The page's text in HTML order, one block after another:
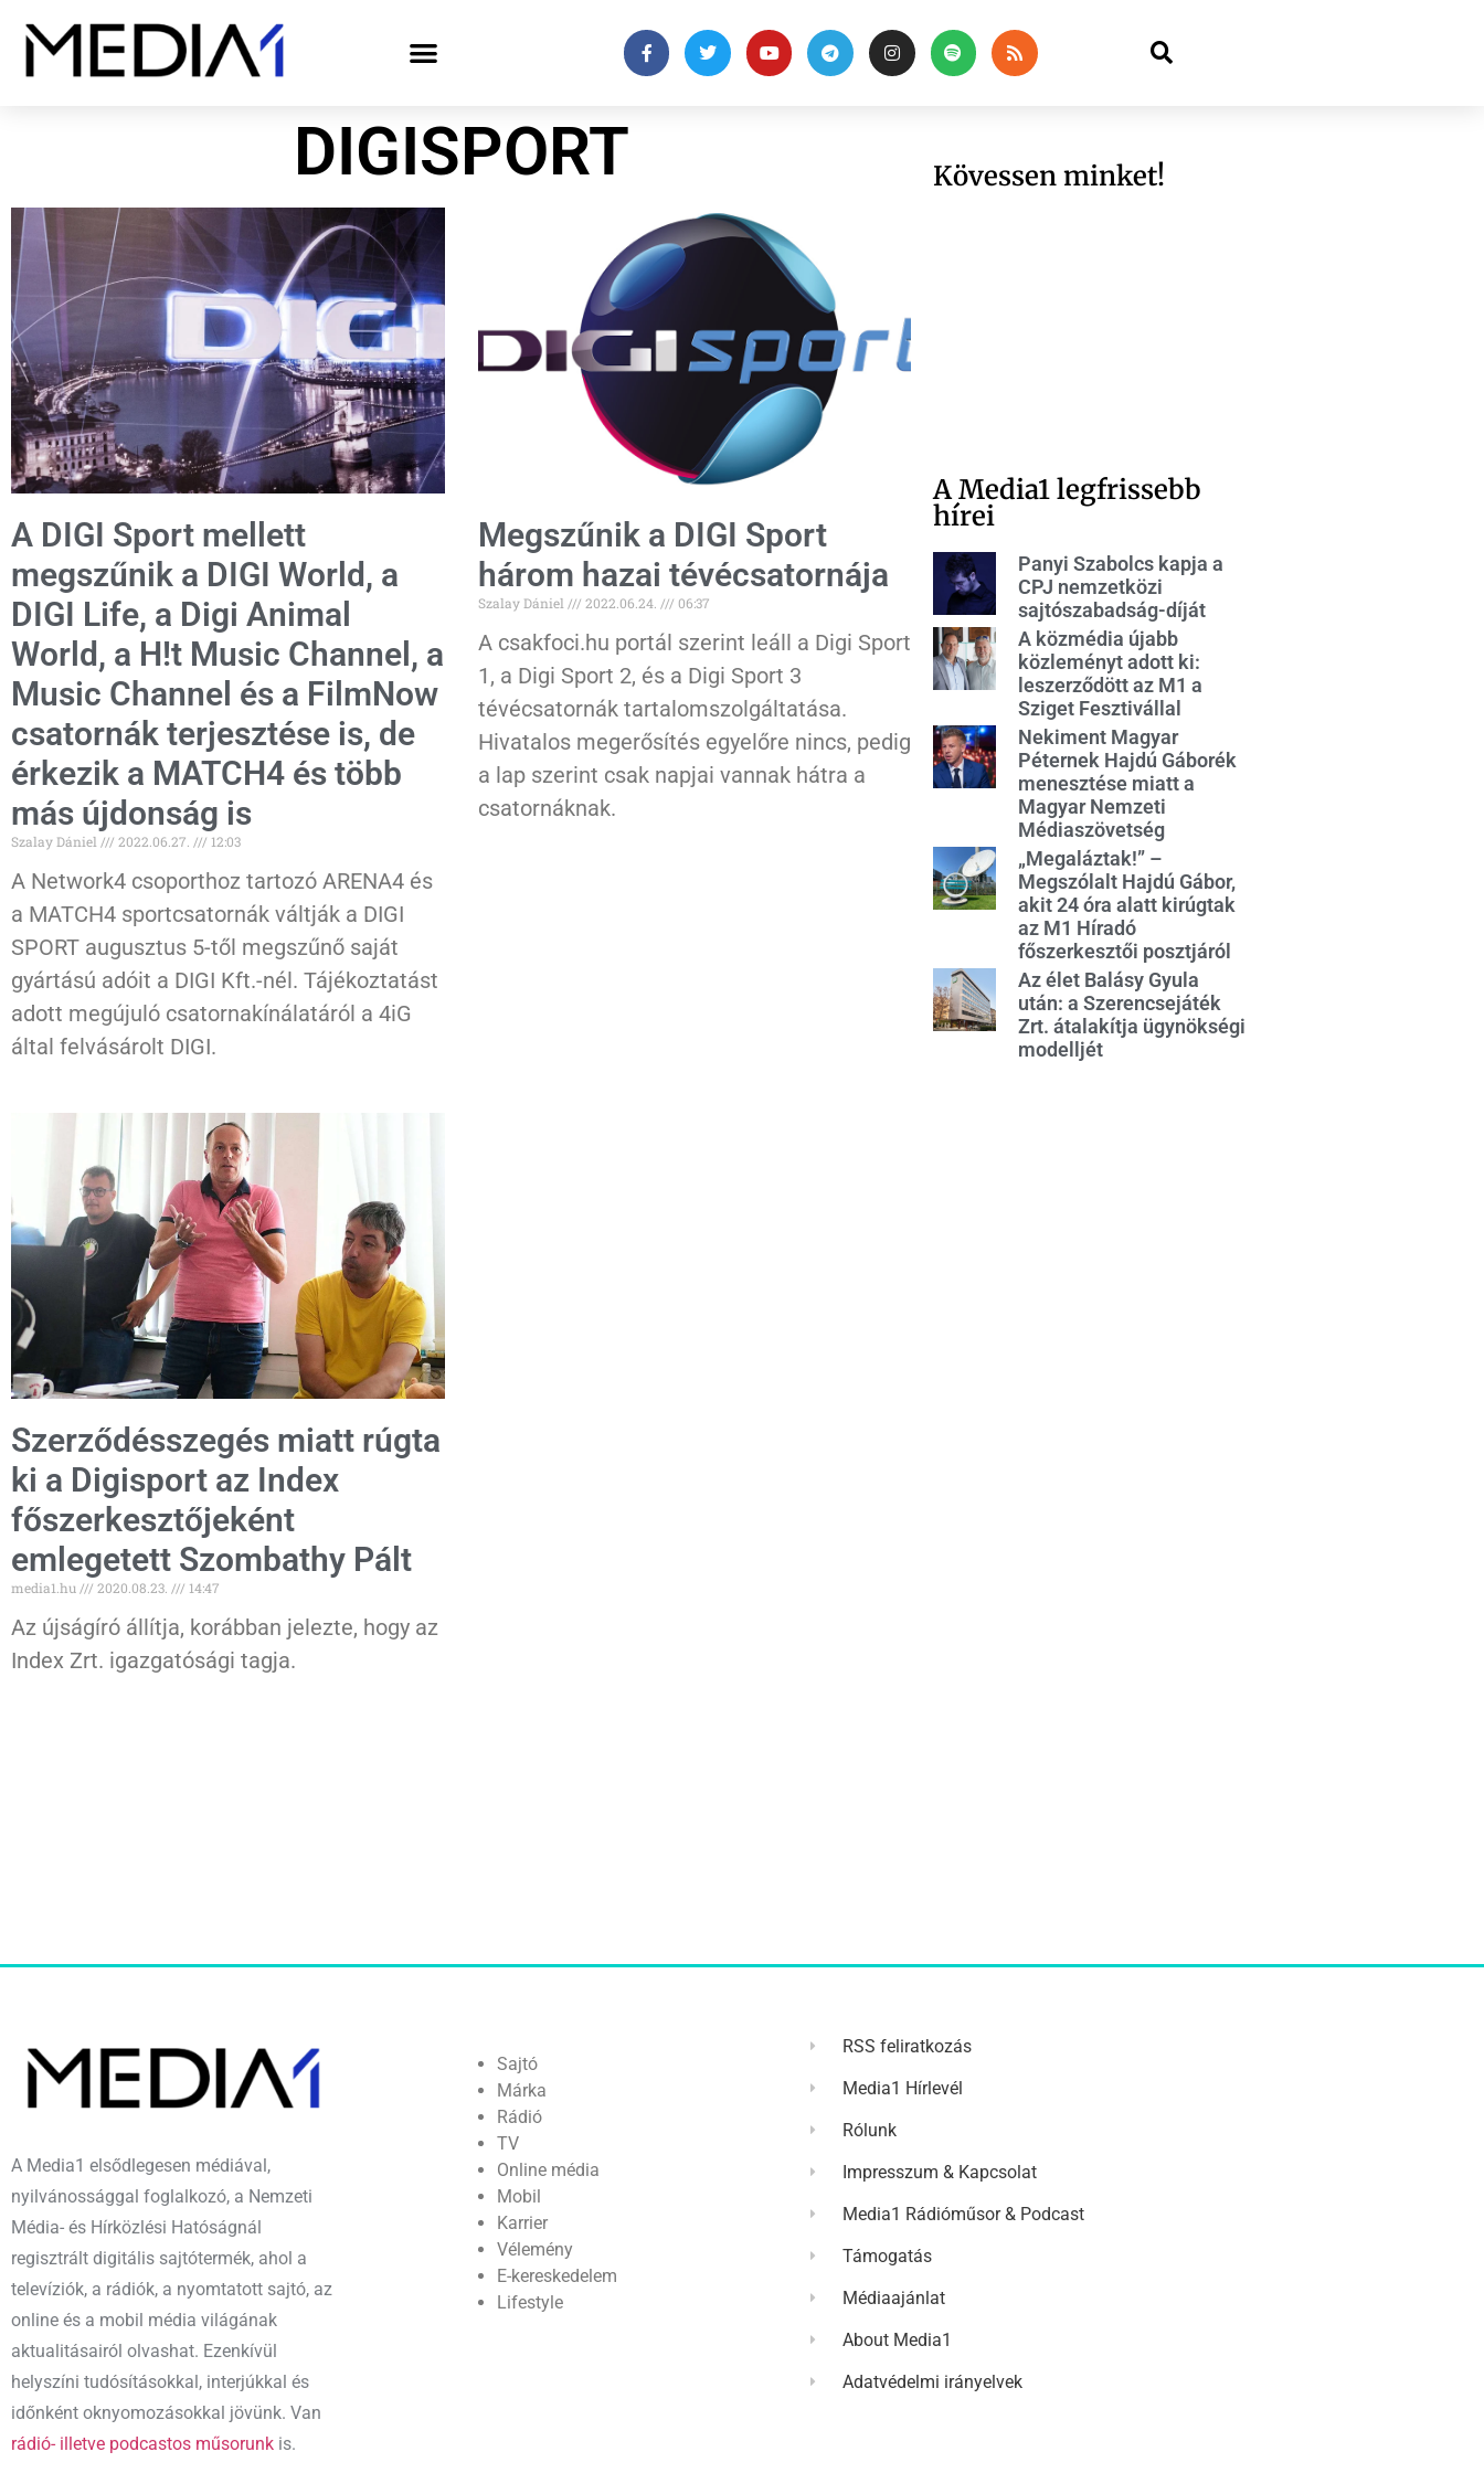
DIGISPORT
A DIGI Sport mellett
megszűnik a DIGI World, a
DIGI Life, a Digi Animal
World, a H!t Music Channel, a
Music Channel és a FilmNow
csatornák terjesztése is, de
érkezik a MATCH4 és több
más újdonság is
Szalay Dániel 2022.06.27. 12:03
A Network4 csoporthoz tartozó ARENA4 és
a MATCH4 sportcsatornák váltják a DIGI
SPORT augusztus 5-től megszűnő saját
gyártású adóit a DIGI Kft.-nél. Tájékoztatást
adott megújuló csatornakínálatáról a 4iG
által felvásárolt DIGI.
Megszűnik a DIGI Sport
három hazai tévécsatornája
Szalay Dániel 2022.06.24. 06:37
A csakfoci.hu portál szerint leáll a Digi Sport
1, a Digi Sport 2, és a Digi Sport 3
tévécsatornák tartalomszolgáltatása.
Hivatalos megerősítés egyelőre nincs, pedig
a lap szerint csak napjai vannak hátra a
csatornáknak.
Szerződésszegés miatt rúgta
ki a Digisport az Index
főszerkesztőjeként
emlegetett Szombathy Pált
media1.hu 2020.08.23. 14:47
Az újságíró állítja, korábban jelezte, hogy az
Index Zrt. igazgatósági tagja.
Kövessen minket!
A Media1 legfrissebb
hírei
Panyi Szabolcs kapja a
CPJ nemzetközi
sajtószabadság-díját
A közmédia újabb
közleményt adott ki:
leszerződött az M1 a
Sziget Fesztivállal
Nekiment Magyar
Péternek Hajdú Gáborék
menesztése miatt a
Magyar Nemzeti
Médiaszövetség
„Megaláztak!” –
Megszólalt Hajdú Gábor,
akit 24 óra alatt kirúgtak
az M1 Híradó
főszerkesztői posztjáról
Az élet Balásy Gyula
után: a Szerencsejáték
Zrt. átalakítja ügynökségi
modelljét
A Media1 elsődlegesen médiával,
nyilvánossággal foglalkozó, a Nemzeti
Média- és Hírközlési Hatóságnál
regisztrált digitális sajtótermék, ahol a
televíziók, a rádiók, a nyomtatott sajtó, az
online és a mobil média világának
aktualitásairól olvashat. Ezenkívül
helyszíni tudósításokkal, interjúkkal és
időnként oknyomozásokkal jövünk. Van
rádió- illetve podcastos műsorunk is.
Sajtó
Márka
Rádió
TV
Online média
Mobil
Karrier
Vélemény
E-kereskedelem
Lifestyle
RSS feliratkozás
Media1 Hírlevél
Rólunk
Impresszum & Kapcsolat
Media1 Rádióműsor & Podcast
Támogatás
Médiaajánlat
About Media1
Adatvédelmi irányelvek